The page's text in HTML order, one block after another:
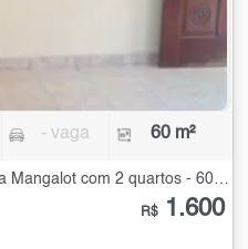
- vaga 60 m²
Casa Térrea para Alugar na Vila Mangalot com 2 quartos - 60 m²
R$ 1.600